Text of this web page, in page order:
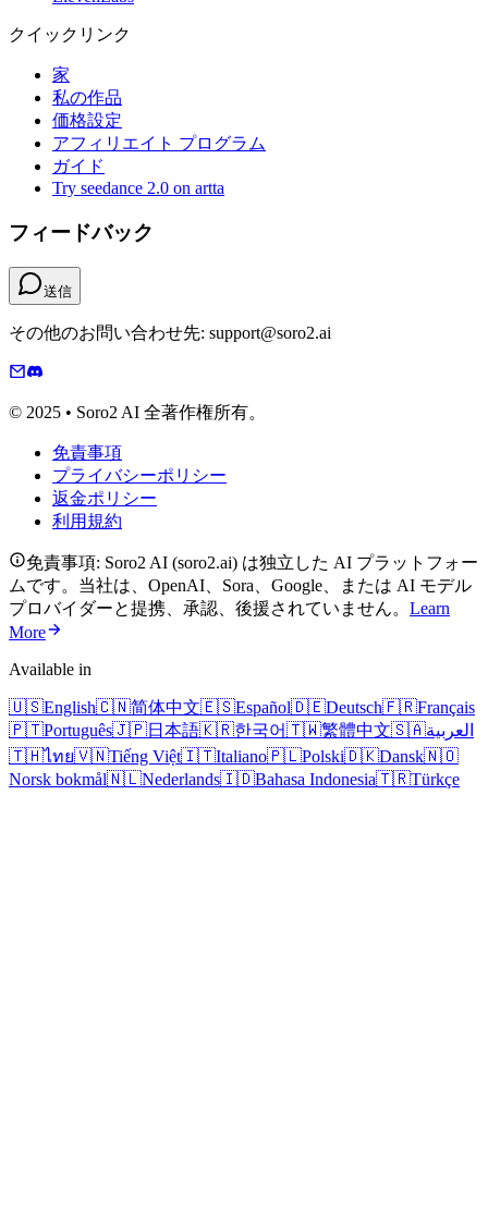
クイックリンク
家
私の作品
価格設定
アフィリエイト プログラム
ガイド
Try seedance 2.0 on artta
フィードバック
送信
その他のお問い合わせ先: support@soro2.ai
© 2025 • Soro2 AI 全著作権所有。
免責事項
プライバシーポリシー
返金ポリシー
利用規約
免責事項: Soro2 AI (soro2.ai) は独立した AI プラットフォー
ムです。当社は、OpenAI、Sora、Google、または AI モデル
プロバイダーと提携、承認、後援されていません。 Learn
More
Available in
🇺🇸English🇨🇳简体中文🇪🇸Español🇩🇪Deutsch🇫🇷Français
🇵🇹Português🇯🇵日本語🇰🇷한국어🇹🇼繁體中文🇸🇦العربية
🇹🇭ไทย🇻🇳Tiếng Việt🇮🇹Italiano🇵🇱Polski🇩🇰Dansk🇳🇴
Norsk bokmål🇳🇱Nederlands🇮🇩Bahasa Indonesia🇹🇷Türkçe